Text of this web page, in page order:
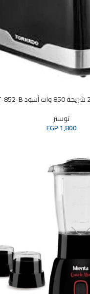
توستر
EGP1,800